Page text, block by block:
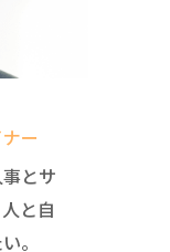
ー
とサ
と自
。